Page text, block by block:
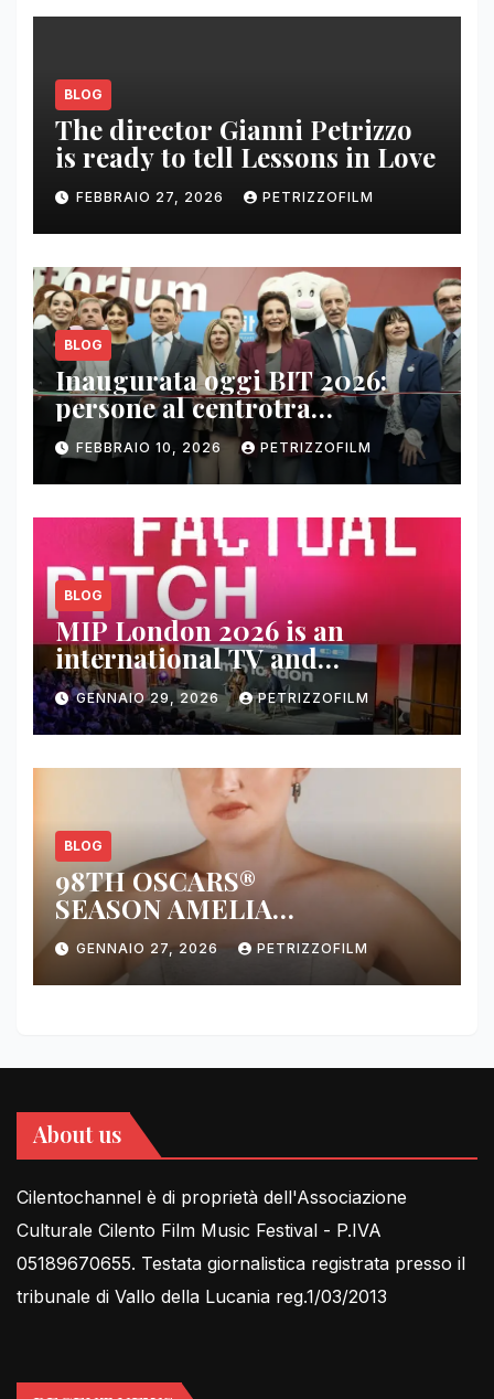
BLOG
The director Gianni Petrizzo
is ready to tell Lessons in Love
FEBBRAIO 27, 2026 PETRIZZOFILM
BLOG
Inaugurata oggi BIT 2026:
persone al centrotra
contenuti, relazioni e business
FEBBRAIO 10, 2026 PETRIZZOFILM
BLOG
MIP London 2026 is an
international TV and
streaming content market
GENNAIO 29, 2026 PETRIZZOFILM
BLOG
98TH OSCARS®
SEASON AMELIA
DIMOLDENBERG RETURNS
FOR THIRD YEAR
GENNAIO 27, 2026 PETRIZZOFILM
About us
Cilentochannel è di proprietà dell'Associazione
Culturale Cilento Film Music Festival - P.IVA
05189670655. Testata giornalistica registrata presso il
tribunale di Vallo della Lucania reg.1/03/2013